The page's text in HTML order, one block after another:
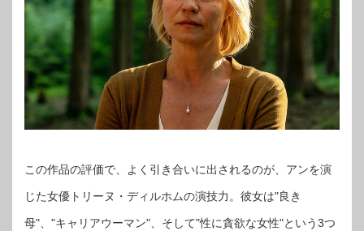
この作品の評価で、よく引き合いに出されるのが、アンを演
じた女優トリーヌ・ディルホムの演技力。彼女は"良き
母"、"キャリアウーマン"、そして"性に貪欲な女性"という3つ